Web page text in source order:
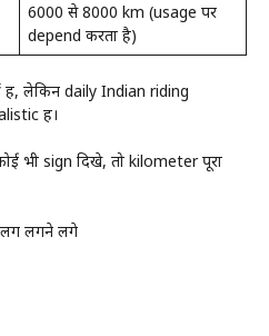
6000 से 8000 km (usage पर
depend करता है)
लेकिन daily Indian riding
हैं।
भी sign दिखे, तो kilometer पूरा
लगने लगे